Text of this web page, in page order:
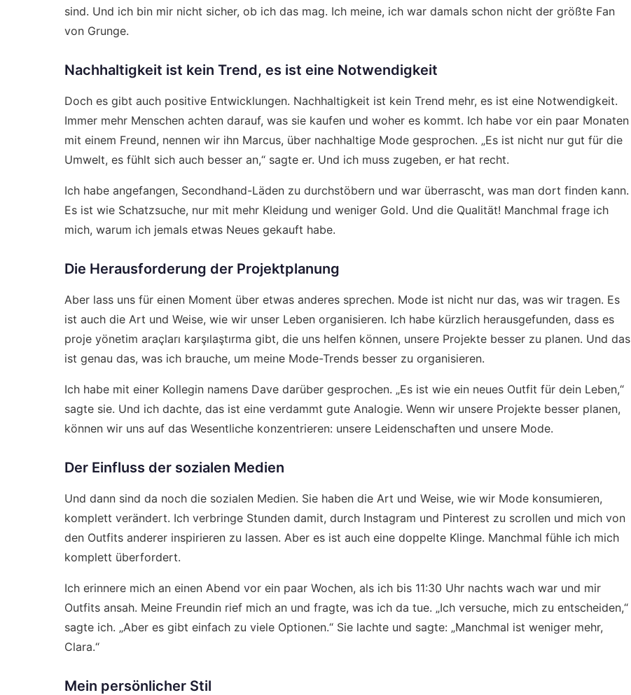
sind. Und ich bin mir nicht sicher, ob ich das mag. Ich meine, ich war damals schon nicht der größte Fan
von Grunge.
Nachhaltigkeit ist kein Trend, es ist eine Notwendigkeit
Doch es gibt auch positive Entwicklungen. Nachhaltigkeit ist kein Trend mehr, es ist eine Notwendigkeit.
Immer mehr Menschen achten darauf, was sie kaufen und woher es kommt. Ich habe vor ein paar Monaten
mit einem Freund, nennen wir ihn Marcus, über nachhaltige Mode gesprochen. „Es ist nicht nur gut für die
Umwelt, es fühlt sich auch besser an,“ sagte er. Und ich muss zugeben, er hat recht.
Ich habe angefangen, Secondhand-Läden zu durchstöbern und war überrascht, was man dort finden kann.
Es ist wie Schatzsuche, nur mit mehr Kleidung und weniger Gold. Und die Qualität! Manchmal frage ich
mich, warum ich jemals etwas Neues gekauft habe.
Die Herausforderung der Projektplanung
Aber lass uns für einen Moment über etwas anderes sprechen. Mode ist nicht nur das, was wir tragen. Es
ist auch die Art und Weise, wie wir unser Leben organisieren. Ich habe kürzlich herausgefunden, dass es
proje yönetim araçları karşılaştırma gibt, die uns helfen können, unsere Projekte besser zu planen. Und das
ist genau das, was ich brauche, um meine Mode-Trends besser zu organisieren.
Ich habe mit einer Kollegin namens Dave darüber gesprochen. „Es ist wie ein neues Outfit für dein Leben,“
sagte sie. Und ich dachte, das ist eine verdammt gute Analogie. Wenn wir unsere Projekte besser planen,
können wir uns auf das Wesentliche konzentrieren: unsere Leidenschaften und unsere Mode.
Der Einfluss der sozialen Medien
Und dann sind da noch die sozialen Medien. Sie haben die Art und Weise, wie wir Mode konsumieren,
komplett verändert. Ich verbringe Stunden damit, durch Instagram und Pinterest zu scrollen und mich von
den Outfits anderer inspirieren zu lassen. Aber es ist auch eine doppelte Klinge. Manchmal fühle ich mich
komplett überfordert.
Ich erinnere mich an einen Abend vor ein paar Wochen, als ich bis 11:30 Uhr nachts wach war und mir
Outfits ansah. Meine Freundin rief mich an und fragte, was ich da tue. „Ich versuche, mich zu entscheiden,“
sagte ich. „Aber es gibt einfach zu viele Optionen.“ Sie lachte und sagte: „Manchmal ist weniger mehr,
Clara.“
Mein persönlicher Stil